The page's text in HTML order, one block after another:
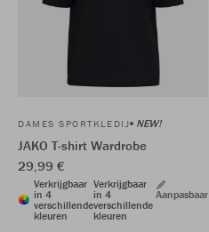
DAMES SPORTKLEDIJ NEW!
JAKO T-shirt Wardrobe
29,99 €
Verkrijgbaar
in 4
verschillende
kleuren
Verkrijgbaar
in 4
verschillende
kleuren
Aanpasbaar